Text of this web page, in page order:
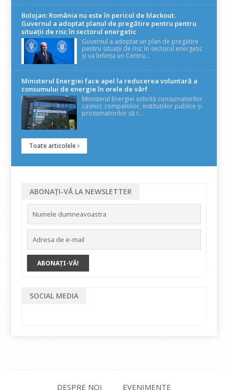
Bolojan: România nu este în pericol de blackout.
Guvernul a adoptat planul de pregătire pentru pentru
situații de risc în sectorul energetic
Guvernul a adoptat un plan de pregătire
pentru situații de risc în sectorul energetic
și va înființa un Centru...
Ministerul Energiei face apel la reducerea voluntară a
consumului de energie în orele de vârf
Ministerul Energiei solicită consumatorilor
casnici, companiilor, instituțiilor publice și
prosumatorilor să r...
Toate articolele
ABONAȚI-VĂ LA NEWSLETTER
SOCIAL MEDIA
DESPRE NOI EVENIMENTE